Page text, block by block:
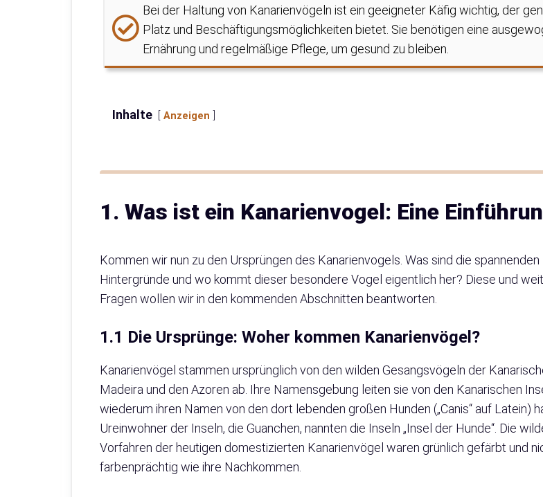
Bei der Haltung von Kanarienvögeln ist ein geeigneter Käfig wichtig, der
Platz und Beschäftigungsmöglichkeiten bietet. Sie benötigen eine
Ernährung und regelmäßige Pflege, um gesund zu bleiben.
Inhalte Anzeigen
1. Was ist ein Kanarienvogel: Eine
Kommen wir nun zu den Ursprüngen des Kanarienvogels. Was sind die spannenden
Hintergründe und wo kommt dieser besondere Vogel eigentlich her? Diese und
Fragen wollen wir in den kommenden Abschnitten beantworten.
1.1 Die Ursprünge: Woher kommen Kanarienvögel?
Kanarienvögel stammen ursprünglich von den wilden Gesangsvögeln der
Madeira und den Azoren ab. Ihre Namensgebung leiten sie von den Kanarischen
wiederum ihren Namen von den dort lebenden großen Hunden („Canis“ auf Latein)
Ureinwohner der Inseln, die Guanchen, nannten die Inseln „Insel der Hunde“. Die
Vorfahren der heutigen domestizierten Kanarienvögel waren grünlich gefärbt und
farbenprächtig wie ihre Nachkommen.